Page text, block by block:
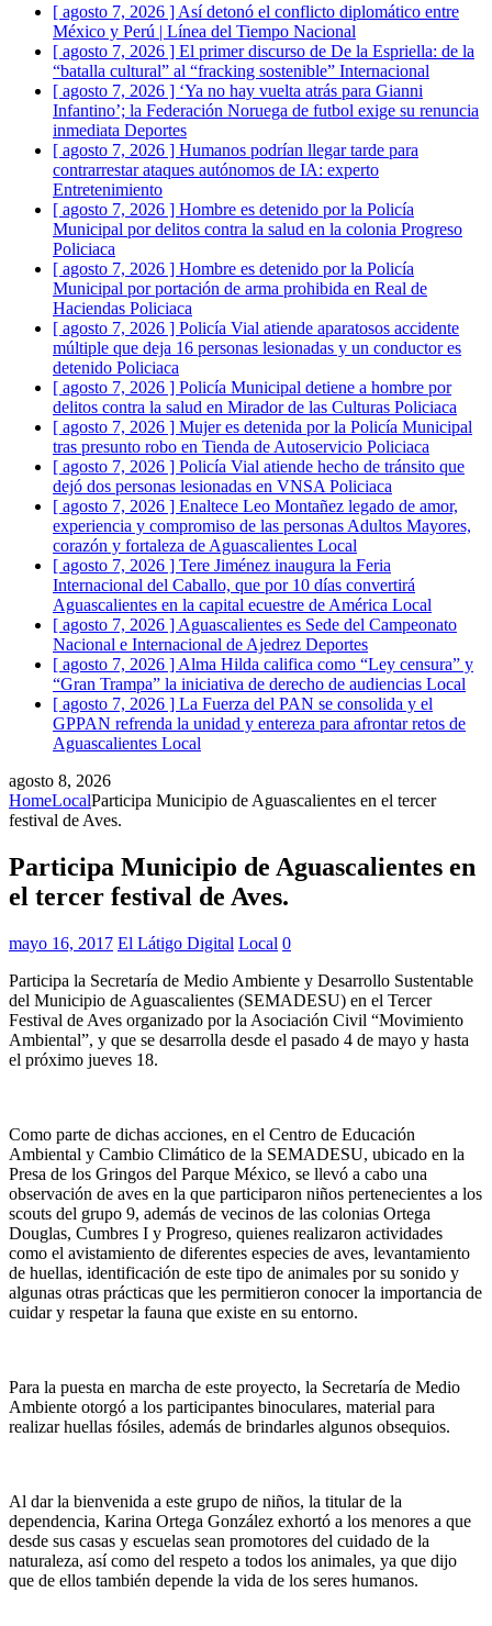
[ agosto 7, 2026 ] Así detonó el conflicto diplomático entre
México y Perú | Línea del Tiempo Nacional
[ agosto 7, 2026 ] El primer discurso de De la Espriella: de la
“batalla cultural” al “fracking sostenible” Internacional
[ agosto 7, 2026 ] ‘Ya no hay vuelta atrás para Gianni
Infantino’; la Federación Noruega de futbol exige su renuncia
inmediata Deportes
[ agosto 7, 2026 ] Humanos podrían llegar tarde para
contrarrestar ataques autónomos de IA: experto
Entretenimiento
[ agosto 7, 2026 ] Hombre es detenido por la Policía
Municipal por delitos contra la salud en la colonia Progreso
Policiaca
[ agosto 7, 2026 ] Hombre es detenido por la Policía
Municipal por portación de arma prohibida en Real de
Haciendas Policiaca
[ agosto 7, 2026 ] Policía Vial atiende aparatosos accidente
múltiple que deja 16 personas lesionadas y un conductor es
detenido Policiaca
[ agosto 7, 2026 ] Policía Municipal detiene a hombre por
delitos contra la salud en Mirador de las Culturas Policiaca
[ agosto 7, 2026 ] Mujer es detenida por la Policía Municipal
tras presunto robo en Tienda de Autoservicio Policiaca
[ agosto 7, 2026 ] Policía Vial atiende hecho de tránsito que
dejó dos personas lesionadas en VNSA Policiaca
[ agosto 7, 2026 ] Enaltece Leo Montañez legado de amor,
experiencia y compromiso de las personas Adultos Mayores,
corazón y fortaleza de Aguascalientes Local
[ agosto 7, 2026 ] Tere Jiménez inaugura la Feria
Internacional del Caballo, que por 10 días convertirá
Aguascalientes en la capital ecuestre de América Local
[ agosto 7, 2026 ] Aguascalientes es Sede del Campeonato
Nacional e Internacional de Ajedrez Deportes
[ agosto 7, 2026 ] Alma Hilda califica como “Ley censura” y
“Gran Trampa” la iniciativa de derecho de audiencias Local
[ agosto 7, 2026 ] La Fuerza del PAN se consolida y el
GPPAN refrenda la unidad y entereza para afrontar retos de
Aguascalientes Local
agosto 8, 2026
HomeLocalParticipa Municipio de Aguascalientes en el tercer
festival de Aves.
Participa Municipio de Aguascalientes en
el tercer festival de Aves.
mayo 16, 2017 El Látigo Digital Local 0
Participa la Secretaría de Medio Ambiente y Desarrollo Sustentable
del Municipio de Aguascalientes (SEMADESU) en el Tercer
Festival de Aves organizado por la Asociación Civil “Movimiento
Ambiental”, y que se desarrolla desde el pasado 4 de mayo y hasta
el próximo jueves 18.
Como parte de dichas acciones, en el Centro de Educación
Ambiental y Cambio Climático de la SEMADESU, ubicado en la
Presa de los Gringos del Parque México, se llevó a cabo una
observación de aves en la que participaron niños pertenecientes a los
scouts del grupo 9, además de vecinos de las colonias Ortega
Douglas, Cumbres I y Progreso, quienes realizaron actividades
como el avistamiento de diferentes especies de aves, levantamiento
de huellas, identificación de este tipo de animales por su sonido y
algunas otras prácticas que les permitieron conocer la importancia de
cuidar y respetar la fauna que existe en su entorno.
Para la puesta en marcha de este proyecto, la Secretaría de Medio
Ambiente otorgó a los participantes binoculares, material para
realizar huellas fósiles, además de brindarles algunos obsequios.
Al dar la bienvenida a este grupo de niños, la titular de la
dependencia, Karina Ortega González exhortó a los menores a que
desde sus casas y escuelas sean promotores del cuidado de la
naturaleza, así como del respeto a todos los animales, ya que dijo
que de ellos también depende la vida de los seres humanos.